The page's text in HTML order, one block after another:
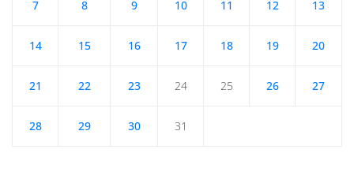
7 8 9 10 11 12 13
14 15 16 17 18 19 20
21 22 23 24 25 26 27
28 29 30 31